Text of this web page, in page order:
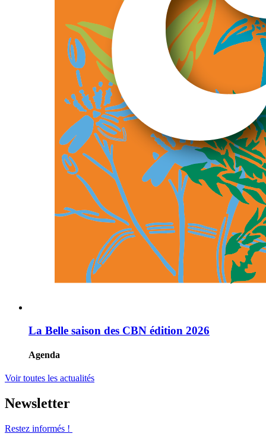
La Belle saison des CBN édition 2026
Agenda
Voir toutes les actualités
Newsletter
Restez informés !